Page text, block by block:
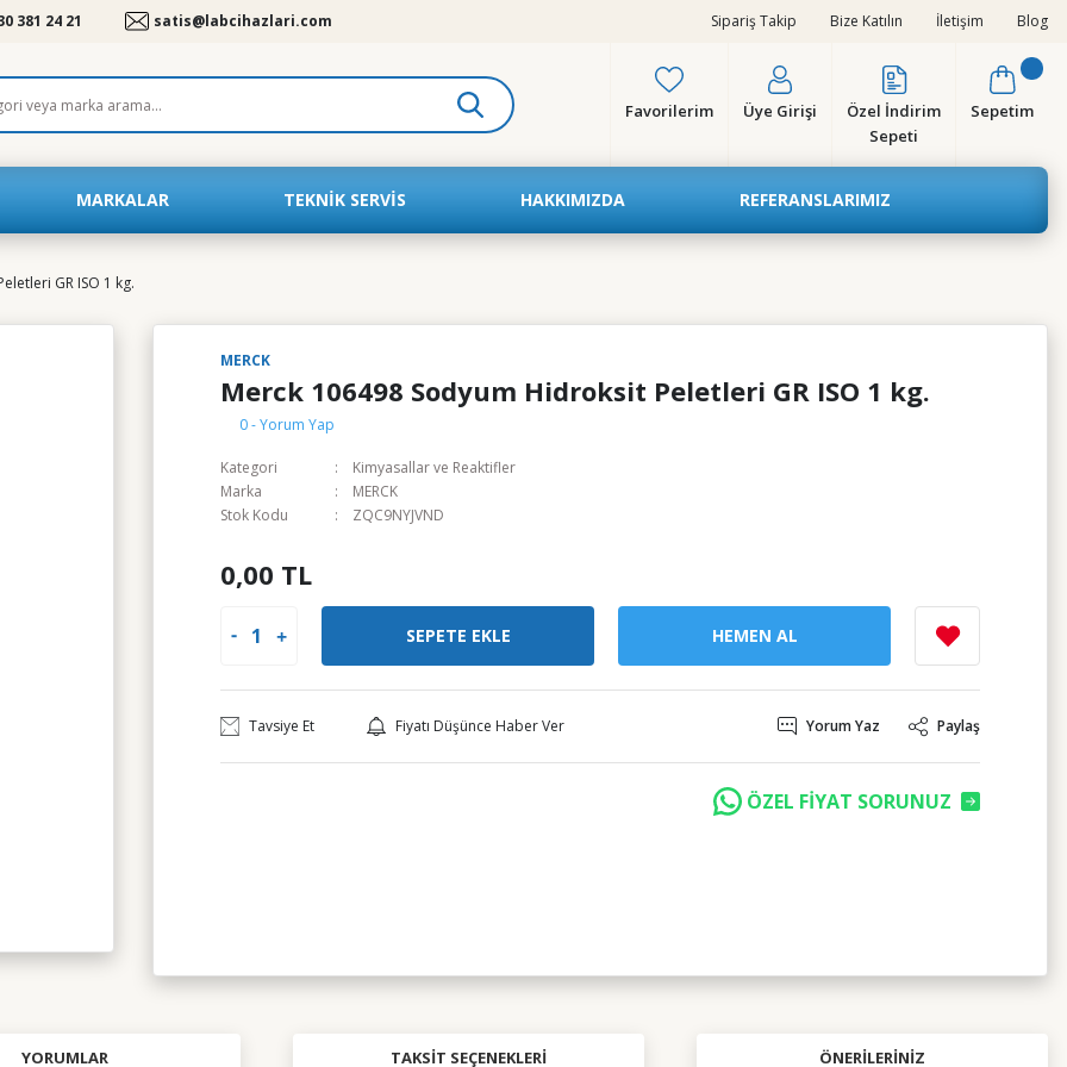
381 24 21 satis@labcihazlari.com Sipariş Takip Bize Katılın İletişim Blog
Favorilerim Üye Girişi
Özel İndirim
Sepeti
Sepetim
MARKALAR TEKNIK SERVIS HAKKIMIZDA REFERANSLARIMIZ
GR ISO 1 kg.
MERCK
Merck 106498 Sodyum Hidroksit Peletleri GR ISO 1 kg.
0 - Yorum Yap
Kategori
Kimyasallar ve Reaktifler
Marka
MERCK
Stok Kodu
ZQC9NYJVND
0,00 TL
SEPETE EKLE HEMEN AL
Tavsiye Et Fiyatı Düşünce Haber Ver Yorum Yaz Paylaş
ÖZEL FİYAT SORUNUZ
YORUMLAR TAKSIT SEÇENEKLERI ÖNERILERINIZ